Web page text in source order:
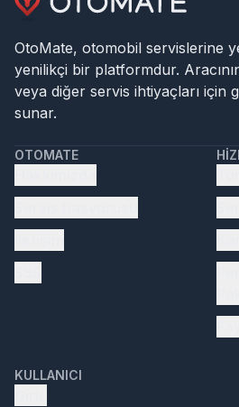
OtoMate, otomobil servislerine
yenilikçi bir platformdur. Aracının
veya diğer servis ihtiyaçları için
sunar.
OTOMATE
KULLANICI